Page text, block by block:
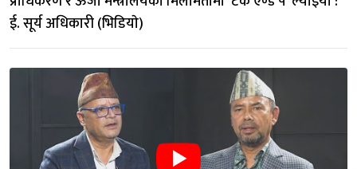
ई. सूर्य अधिकारी (भिडियाे)